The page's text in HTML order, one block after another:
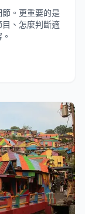
。更重要的是
、怎麼判斷適